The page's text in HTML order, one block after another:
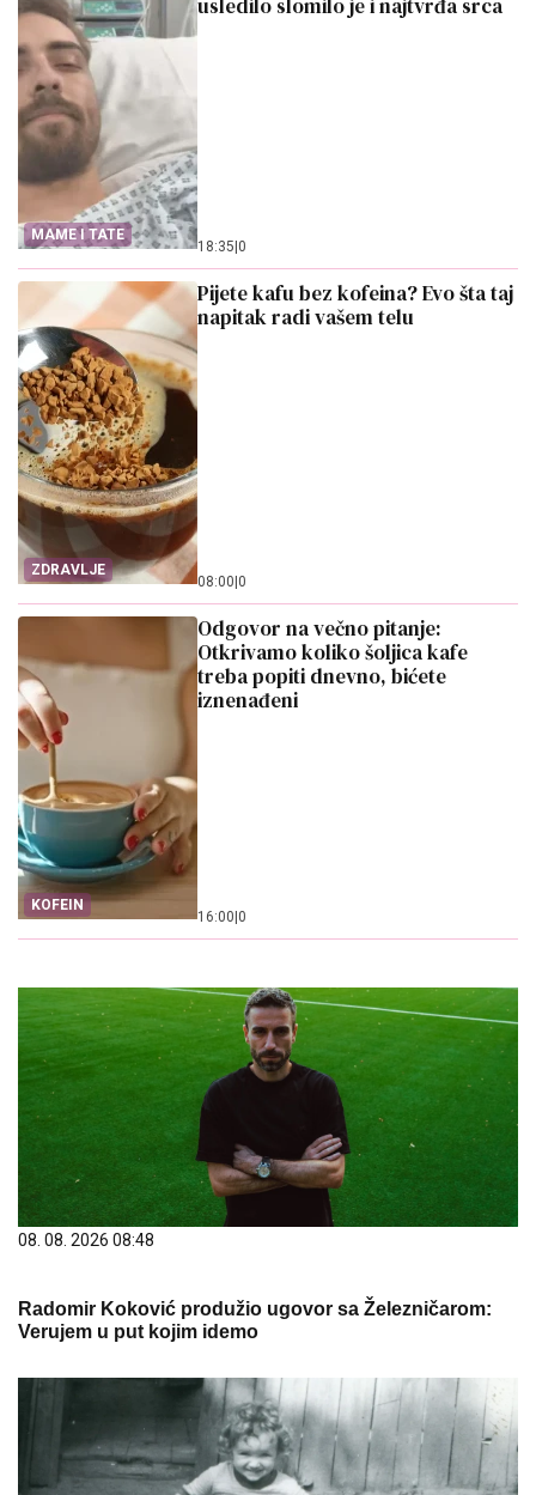
MAME I TATE
usledilo slomilo je i najtvrđa srca
18:35 0
ZDRAVLJE
Pijete kafu bez kofeina? Evo šta taj
napitak radi vašem telu
08:00 0
KOFEIN
Odgovor na večno pitanje:
Otkrivamo koliko šoljica kafe
treba popiti dnevno, bićete
iznenađeni
16:00 0
08. 08. 2026 08:48
Radomir Koković produžio ugovor sa Železničarom:
Verujem u put kojim idemo